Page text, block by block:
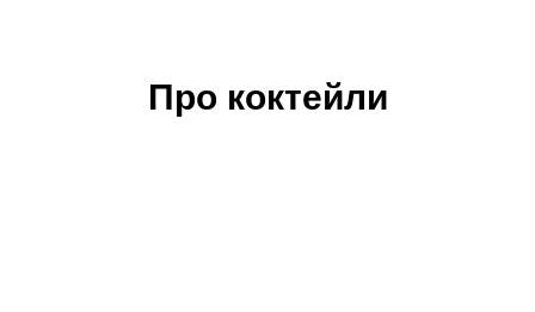
Про коктейли